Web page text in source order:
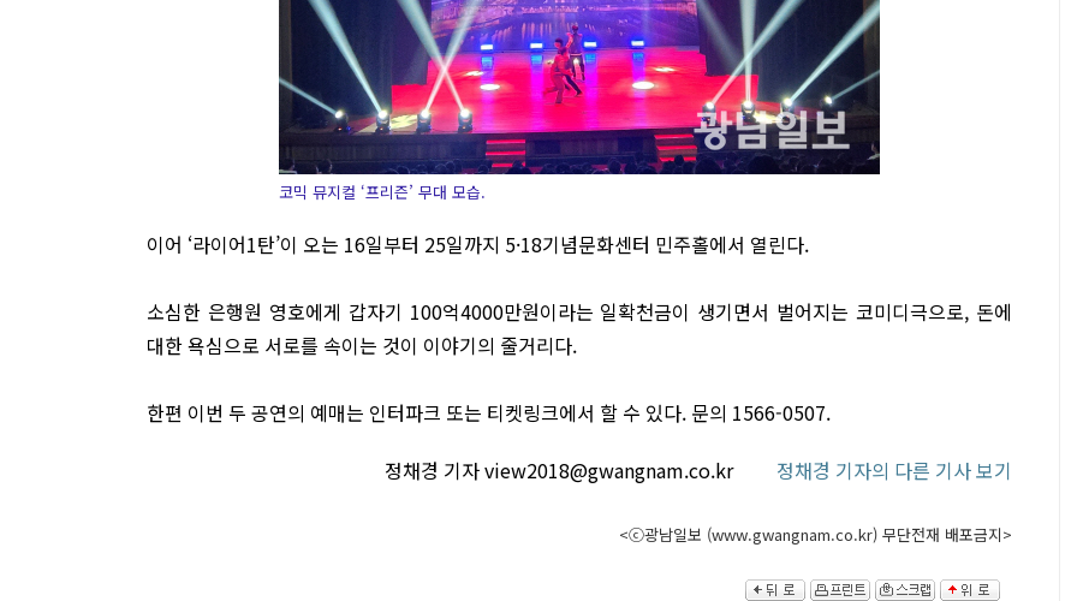
코믹 뮤지컬 ‘프리즌’ 무대 모습.
이어 ‘라이어1탄’이 오는 16일부터 25일까지 5·18기념문화센터 민주홀에서 열린다.
소심한 은행원 영호에게 갑자기 100억4000만원이라는 일확천금이 생기면서 벌어지는 코미디극으로, 돈에
대한 욕심으로 서로를 속이는 것이 이야기의 줄거리다.
한편 이번 두 공연의 예매는 인터파크 또는 티켓링크에서 할 수 있다. 문의 1566-0507.
정채경 기자 view2018@gwangnam.co.kr
정채경 기자의 다른 기사 보기
<ⓒ광남일보 (www.gwangnam.co.kr) 무단전재 배포금지>